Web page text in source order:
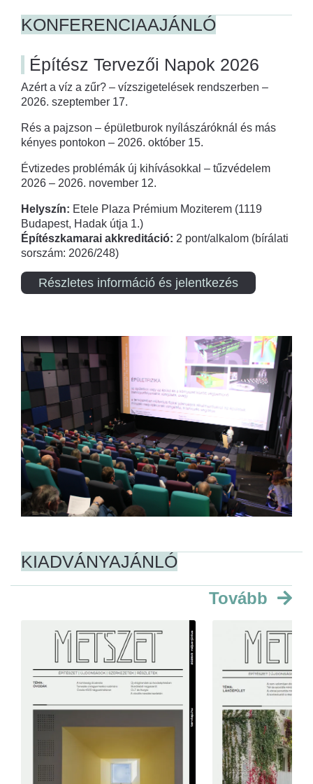
KONFERENCIAAJÁNLÓ
Építész Tervezői Napok 2026
Azért a víz a zűr? – vízszigetelések rendszerben –
2026. szeptember 17.
Rés a pajzson – épületburok nyílászáróknál és más
kényes pontokon – 2026. október 15.
Évtizedes problémák új kihívásokkal – tűzvédelem
2026 – 2026. november 12.
Helyszín: Etele Plaza Prémium Moziterem (1119
Budapest, Hadak útja 1.)
Építészkamarai akkreditáció: 2 pont/alkalom (bírálati
sorszám: 2026/248)
Részletes információ és jelentkezés
KIADVÁNYAJÁNLÓ
Tovább